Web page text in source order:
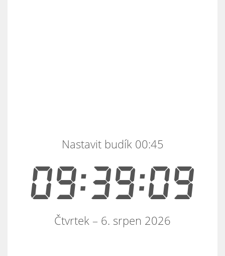
09:39:09
Nastavit budík 00:45
Čtvrtek – 6. srpen 2026